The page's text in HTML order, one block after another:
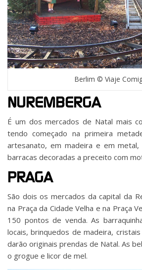
Berlim © Viaje
NUREMBERGA
É um dos mercados de Natal mais
tendo começado na primeira
artesanato, em madeira e em
barracas decoradas a preceito com
PRAGA
São dois os mercados da capital da
na Praça da Cidade Velha e na Praça
150 pontos de venda. As
locais, brinquedos de madeira,
darão originais prendas de Natal. As
o grogue e licor de mel.